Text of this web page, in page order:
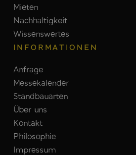
Mieten
Nachhaltigkeit
Wissenswertes
INFORMATIONEN
Anfrage
Messekalender
Standbauarten
Über uns
Kontakt
Philosophie
Impressum